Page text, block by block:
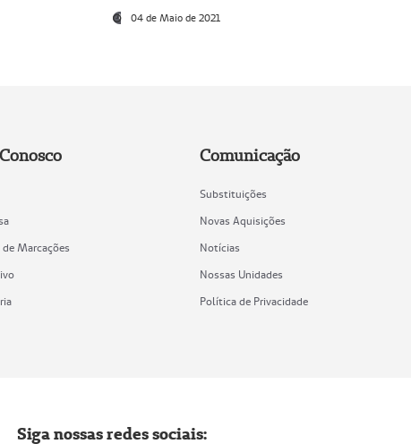
04 de Maio de 2021
Marcações
Comunicação
Substituições
Novas Aquisições
Notícias
Nossas Unidades
Política de Privacidade
Siga nossas redes sociais: